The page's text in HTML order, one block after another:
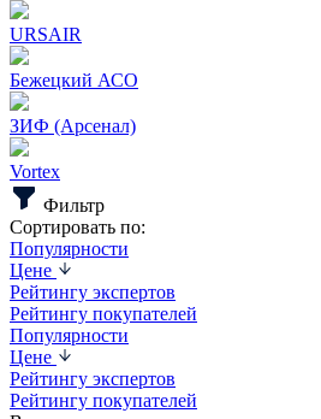
URSAIR
Бежецкий АСО
ЗИФ (Арсенал)
Vortex
Фильтр
Сортировать по:
Популярности
Цене
Рейтингу экспертов
Рейтингу покупателей
Популярности
Цене
Рейтингу экспертов
Рейтингу покупателей